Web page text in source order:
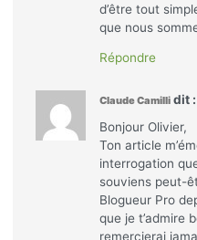
d’être tout
que nous
Répondre
Claude Camilli dit :
Bonjour Olivier,
Ton article
interrogation
souviens peut-
Blogueur Pro
que je t’admire
remercierai